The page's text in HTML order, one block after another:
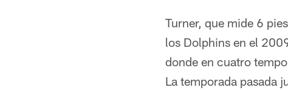
Turner, que mide 6
los Dolphins en el
donde en cuatro
La temporada pasada